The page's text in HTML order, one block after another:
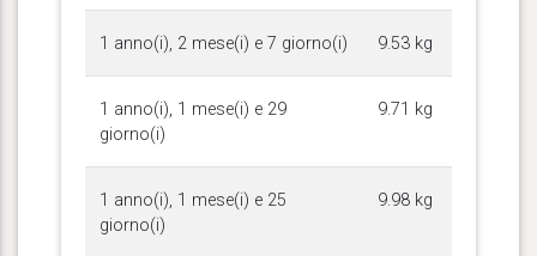
1 anno(i), 2 mese(i) e 7 giorno(i) 9.53 kg
1 anno(i), 1 mese(i) e 29
giorno(i)
9.71 kg
1 anno(i), 1 mese(i) e 25
giorno(i)
9.98 kg